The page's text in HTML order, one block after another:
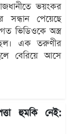
ভয়ংকর
সন্ধান পেয়েছে
ভিডিওকে অস্ত্র
এক তরুণীর
বেরিয়ে আসে
হুমকি নেই: